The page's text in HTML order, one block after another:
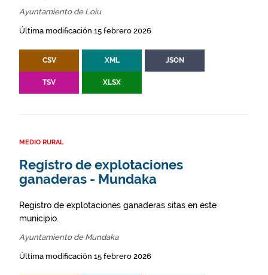
Ayuntamiento de Loiu
Última modificación 15 febrero 2026
CSV XML JSON
TSV XLSX
MEDIO RURAL
Registro de explotaciones
ganaderas - Mundaka
Registro de explotaciones ganaderas sitas en este
municipio.
Ayuntamiento de Mundaka
Última modificación 15 febrero 2026